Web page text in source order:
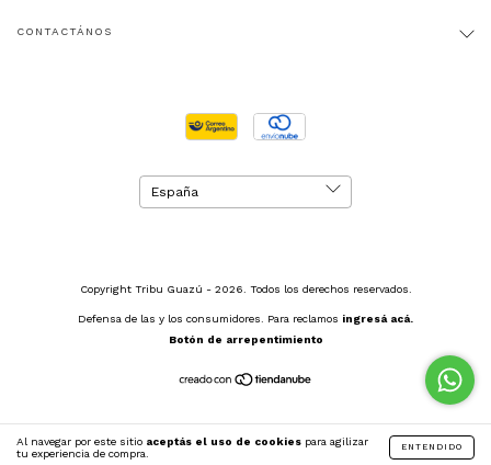
Al navegar por este sitio aceptás el uso de cookies para agilizar
tu experiencia de compra.
ENTENDIDO
CONTACTÁNOS
Copyright Tribu Guazú - 2026. Todos los derechos reservados.
Defensa de las y los consumidores. Para reclamos ingresá acá.
Botón de arrepentimiento